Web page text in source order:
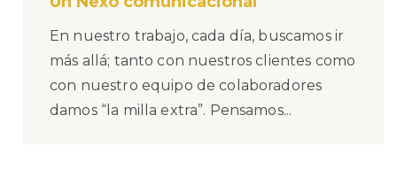
En nuestro trabajo, cada día, buscamos ir
más allá; tanto con nuestros clientes como
con nuestro equipo de colaboradores
damos “la milla extra”. Pensamos...